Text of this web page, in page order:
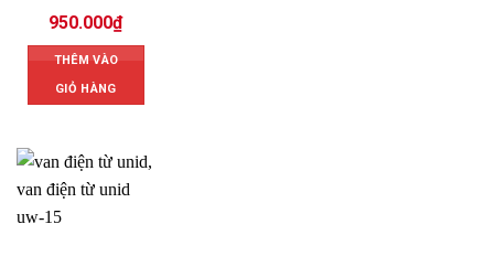
950.000₫
THÊM VÀO
GIỎ HÀNG